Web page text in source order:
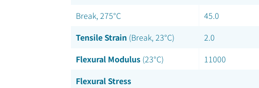
Break, 275°C
45.0
Tensile Strain (Break, 23°C) 2.0
Flexural Modulus(23°C) 11000
Flexural Stress